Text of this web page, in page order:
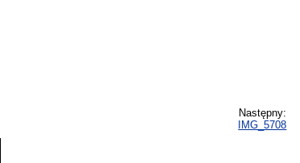
Następny:
IMG_5708